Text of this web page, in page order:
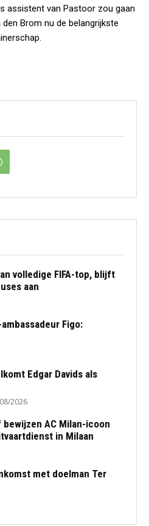
assistent van Pastoor zou gaan
Brom nu de belangrijkste
volledige FIFA-top, blijft
aan
Figo:
Edgar Davids als
2026
AC Milan-icoon
in Milaan
met doelman Ter